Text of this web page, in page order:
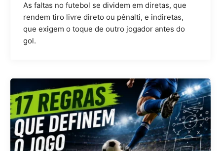
As faltas no futebol se dividem em diretas, que
rendem tiro livre direto ou pênalti, e indiretas,
que exigem o toque de outro jogador antes do
gol.